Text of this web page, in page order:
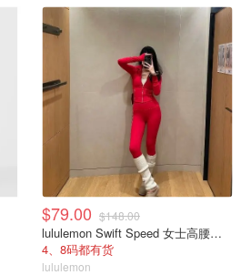
$79.00 $148.00
lululemon Swift Speed 女士高腰紧身裤
4、8码都有货
lululemon